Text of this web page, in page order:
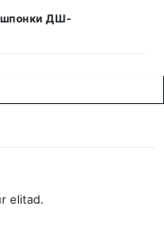
ДШ-
elitad.